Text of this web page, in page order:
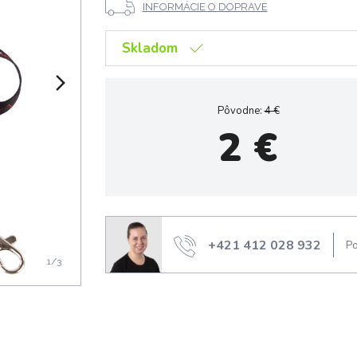
1 /3
INFORMÁCIE O DOPRAVE
Skladom
Pôvodne:4€
2 €
+421 412 028 932